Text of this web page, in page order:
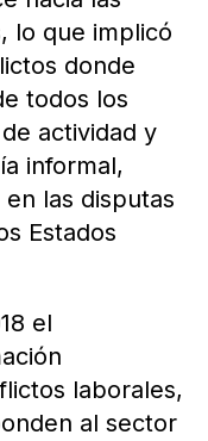
lo que implicó
donde
todos los
actividad y
informal,
las disputas
Estados
el
laborales,
al sector